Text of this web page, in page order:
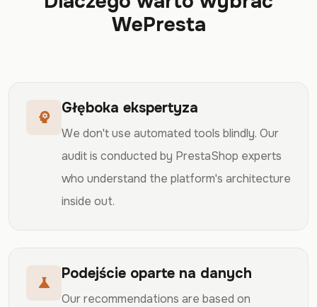
WePresta
psychology
Głęboka ekspertyza
We don't use automated tools blindly. Our
audit is conducted by PrestaShop experts
who understand the platform's architecture
inside out.
science
Podejście oparte na danych
Our recommendations are based on